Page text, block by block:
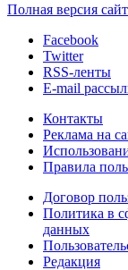
Полная версия
Facebook
Twitter
RSS-ленты
E-mail
Контакты
Реклама на
Правила
Договор
Политика в
данных
Редакция